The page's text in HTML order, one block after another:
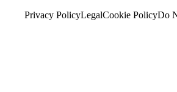
Privacy PolicyLegalCookie PolicyDo